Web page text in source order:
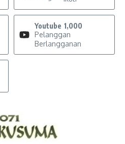
Youtube 1,000
Pelanggan
Berlangganan